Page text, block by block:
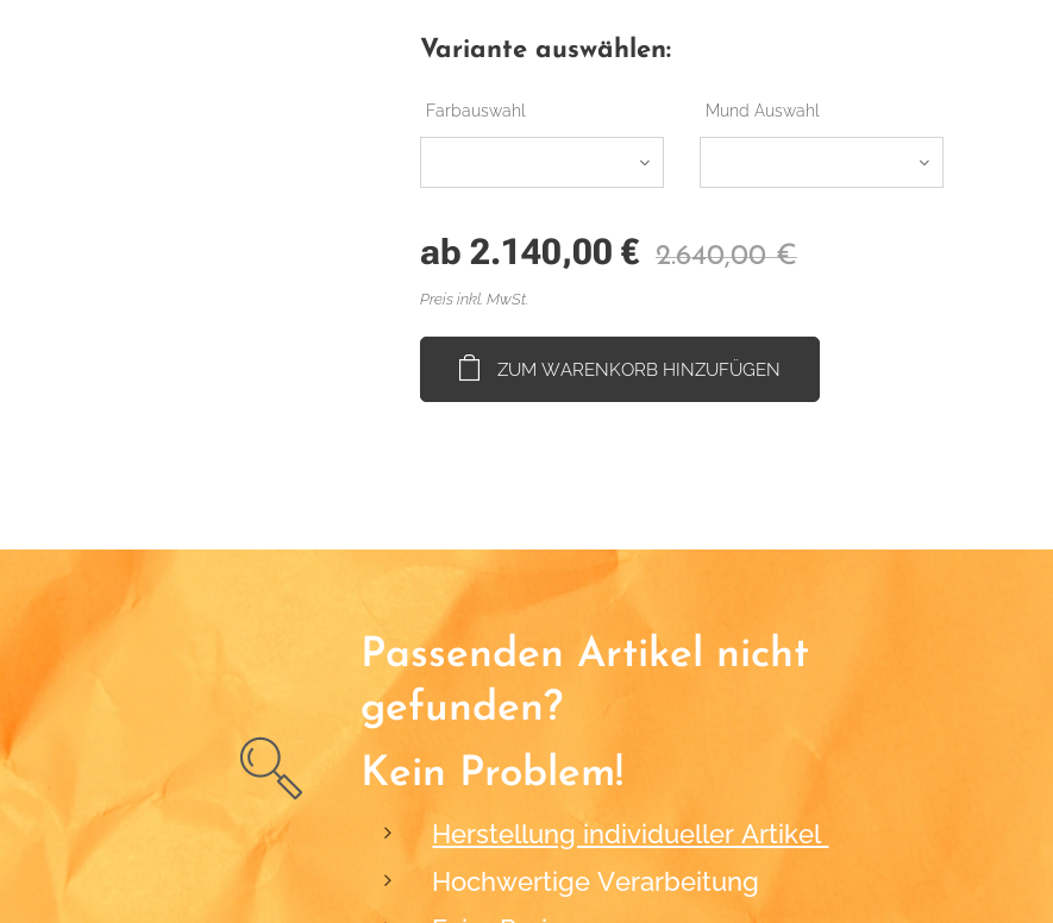
Variante auswählen:
Farbauswahl Mund Auswahl
ab 2.140,00 € 2.640,00€
Preis inkl. MwSt.
ZUM WARENKORB HINZUFÜGEN
Passenden Artikel nicht
gefunden?
Kein Problem!
Herstellung individueller Artikel
Hochwertige Verarbeitung